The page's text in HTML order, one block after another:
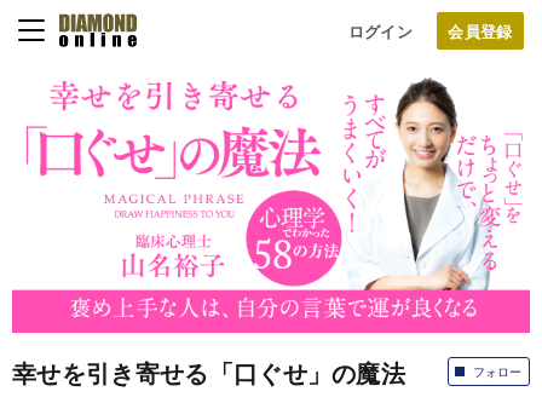
ログイン
フォロー
幸せを引き寄せる「口ぐせ」の魔法